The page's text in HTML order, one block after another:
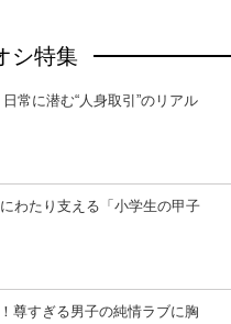
シ特集
常に潜む“人身取引”のリアル
わたり支える「小学生の甲子
尊すぎる男子の純情ラブに胸